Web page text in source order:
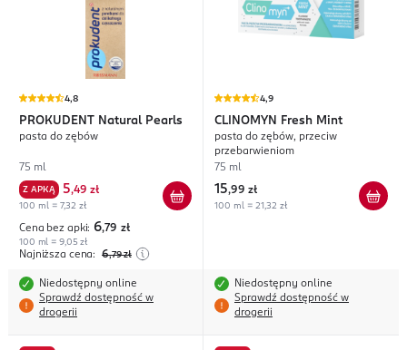
4,8
PROKUDENT Natural Pearls
pasta do zębów
75 ml
Z APKĄ 5,49 zł
100 ml = 7,32 zł
Cena bez apki: 6,79 zł
100 ml = 9,05 zł
Najniższa cena: 6,79 zł
Niedostępny online
Sprawdź dostępność w
drogerii
4,9
CLINOMYN Fresh Mint
pasta do zębów, przeciw
przebarwieniom
75 ml
15,99 zł
100 ml = 21,32 zł
Niedostępny online
Sprawdź dostępność w
drogerii